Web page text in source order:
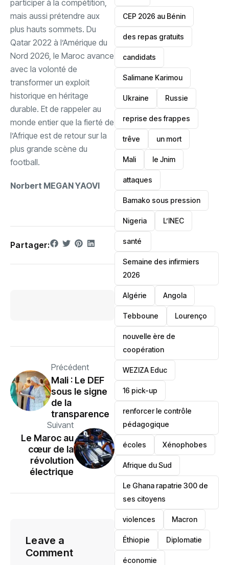
participer à la compétition,
mais aussi prétendre aux
plus hauts sommets. ‎Du
Qatar 2022 à l’Amérique du
Nord 2026, le Maroc avance
avec la volonté de
transformer un exploit
historique en héritage
durable. Et de rappeler au
monde entier que la fierté de
l’Afrique est de retour sur la
plus grande scène du
football.
Norbert MEGAN YAOVI
Partager:
Précédent
Mali : Le DEF
sous le signe
de la
transparence
Suivant
Le Maroc au
cœur de la
révolution
électrique
Leave a
Comment
‎CEP 2026 au Bénin
des repas gratuits
candidats
Salimane Karimou
Ukraine Russie
reprise des frappes
trêve un mort
Mali le Jnim
attaques
Bamako sous pression
‎Nigeria L’INEC
santé ‎
Semaine des infirmiers
2026
‎Algérie Angola
Tebboune Lourenço
nouvelle ère de
coopération
‎WEZIZA Educ
16 pick-up
renforcer le contrôle
pédagogique
écoles ‎Xénophobes
Afrique du Sud
Le Ghana rapatrie 300 de
ses citoyens
violences Macron
Éthiopie Diplomatie
économie